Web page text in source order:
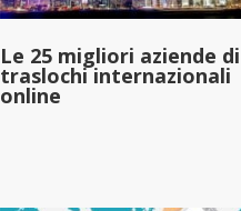
Le 25 migliori aziende di
traslochi internazionali
online